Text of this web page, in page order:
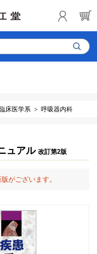
床医学系 呼吸器内科
ュアル 改訂第2版
がございます。